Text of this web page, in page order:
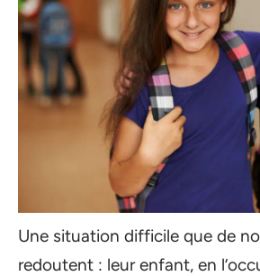
Une situation difficile que de
redoutent : leur enfant, en